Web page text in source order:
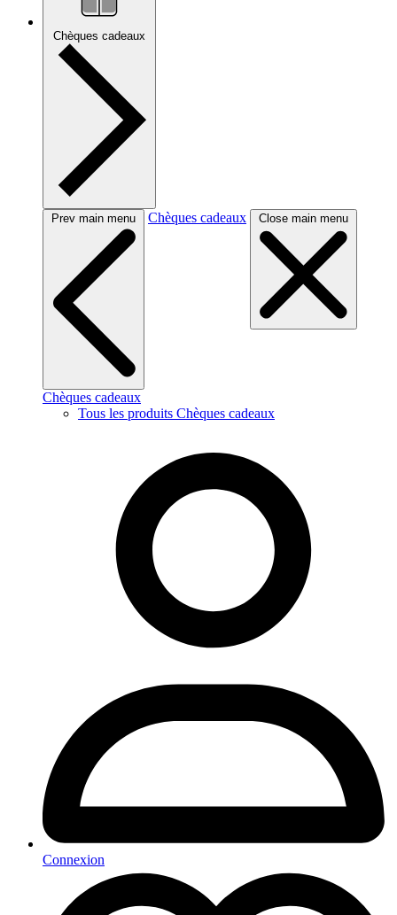
Chèques cadeaux
Prev main menu Chèques cadeaux Close main menu
Chèques cadeaux
Tous les produits Chèques cadeaux
Connexion